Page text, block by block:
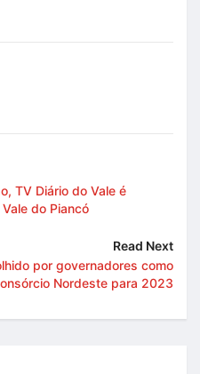
TV Diário do Vale é
do Piancó
Read Next
por governadores como
Nordeste para 2023